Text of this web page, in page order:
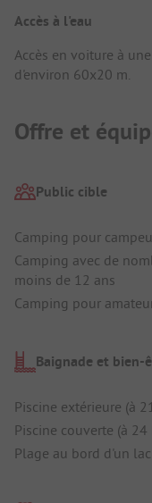
Accès à l'eau
Accès en voiture à
d'environ 60x20 m.
Offre et
Public cible
Camping pour
Camping avec de
moins de 12 ans
Camping pour
Baignade et bien-
Piscine extérieure (à
Piscine couverte (à 24
Plage au bord d'un